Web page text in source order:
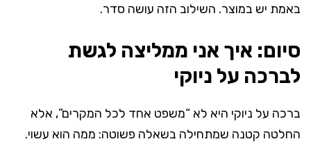
באמת יש במוצר. השילוב הזה עושה סדר.
סיום: איך אני ממליצה לגשת
לברכה על ניוקי
ברכה על ניוקי היא לא “משפט אחד לכל המקרים”, אלא
החלטה קטנה שמתחילה בשאלה פשוטה: ממה הוא עשוי.